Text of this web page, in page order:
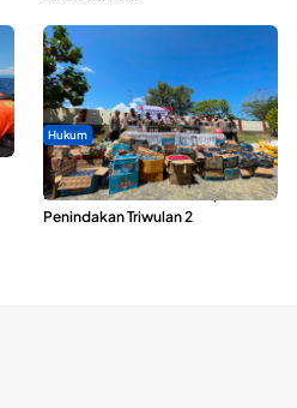
Hukum
Polda Maluku Utara Musnahkan
Ribuan Liter Miras Hasil Operasi
Penindakan Triwulan 2